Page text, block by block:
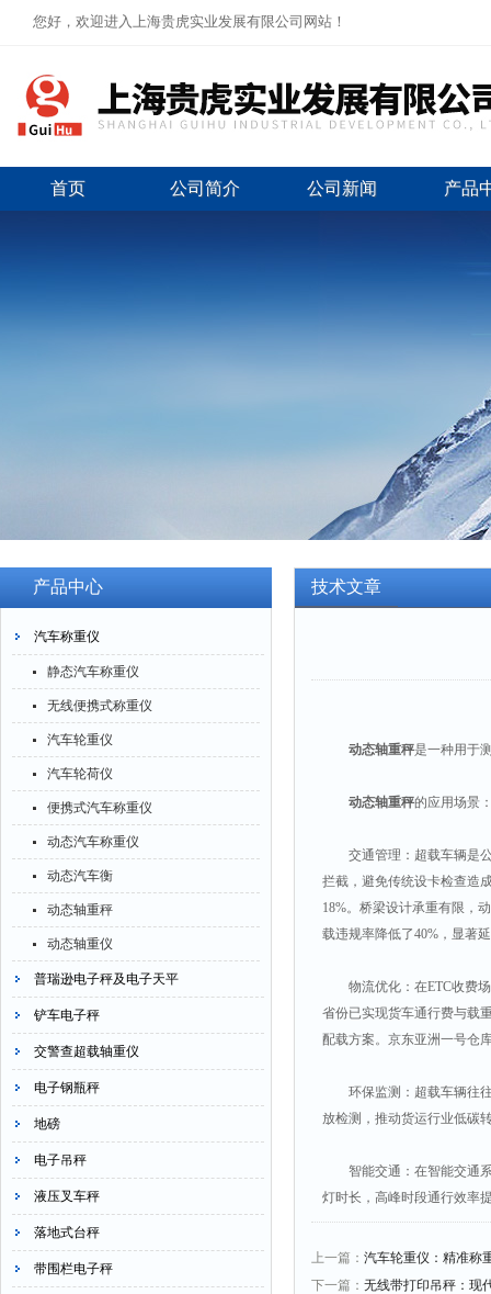
您好，欢迎进入上海贵虎实业发展有限公司网站！
首页 公司简介 公司新闻 产品
产品中心
汽车称重仪
静态汽车称重仪
无线便携式称重仪
汽车轮重仪
汽车轮荷仪
便携式汽车称重仪
动态汽车称重仪
动态汽车衡
动态轴重秤
动态轴重仪
普瑞逊电子秤及电子天平
铲车电子秤
交警查超载轴重仪
电子钢瓶秤
地磅
电子吊秤
液压叉车秤
落地式台秤
带围栏电子秤
技术文章
动态轴重秤是一种用于
动态轴重秤的应用场景
交通管理：超载车辆是公
拦截，避免传统设卡检查造
18%。桥梁设计承重有限，
载违规率降低了40%，显著
物流优化：在ETC收费场
省份已实现货车通行费与载
配载方案。京东亚洲一号仓
环保监测：超载车辆往往
放检测，推动货运行业低碳
智能交通：在智能交通系
灯时长，高峰时段通行效率
上一篇： 汽车轮重仪：精准称
下一篇： 无线带打印吊秤：现